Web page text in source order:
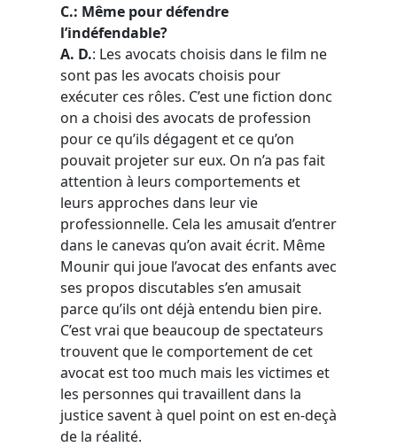
C.: Même pour défendre
l’indéfendable?
A. D.: Les avocats choisis dans le film ne
sont pas les avocats choisis pour
exécuter ces rôles. C’est une fiction donc
on a choisi des avocats de profession
pour ce qu’ils dégagent et ce qu’on
pouvait projeter sur eux. On n’a pas fait
attention à leurs comportements et
leurs approches dans leur vie
professionnelle. Cela les amusait d’entrer
dans le canevas qu’on avait écrit. Même
Mounir qui joue l’avocat des enfants avec
ses propos discutables s’en amusait
parce qu’ils ont déjà entendu bien pire.
C’est vrai que beaucoup de spectateurs
trouvent que le comportement de cet
avocat est too much mais les victimes et
les personnes qui travaillent dans la
justice savent à quel point on est en-deçà
de la réalité.